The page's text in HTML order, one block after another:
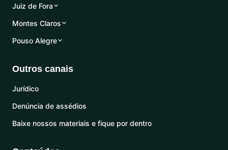
Juiz de Fora
Montes Claros
Pouso Alegre
Outros canais
Jurídico
Denúncia de assédios
Baixe nossos materiais e fique por dentro